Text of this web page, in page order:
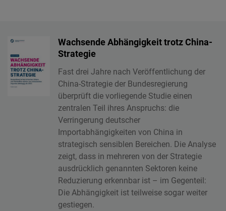
Wachsende Abhängigkeit trotz China-
Strategie
Fast drei Jahre nach Veröffentlichung der
China-Strategie der Bundesregierung
überprüft die vorliegende Studie einen
zentralen Teil ihres Anspruchs: die
Verringerung deutscher
Importabhängigkeiten von China in
strategisch sensiblen Bereichen. Die Analyse
zeigt, dass in mehreren von der Strategie
ausdrücklich genannten Sektoren keine
Reduzierung erkennbar ist – im Gegenteil:
Die Abhängigkeit ist teilweise sogar weiter
gestiegen.
Embed
Typeform
Embed